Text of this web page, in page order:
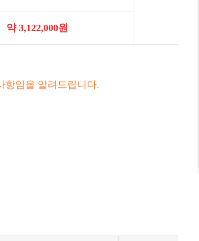
약 3,122,000원
항임을 알려드립니다.